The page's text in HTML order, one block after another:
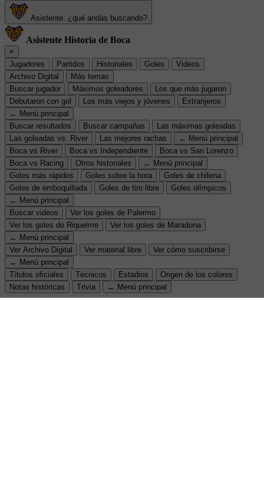
Asistente: ¿qué andás buscando?
Asistente Historia de Boca
×
Jugadores
Partidos Historiales Goles
Videos
Archivo Digital
Más temas
Buscar jugador
Máximos goleadores
Los que más jugaron
Debutaron con gol
Los más viejos y jóvenes
Extranjeros
← Menú principal
Buscar resultados
Buscar campañas
Las máximas goleadas
Las goleadas vs. River
Las mejores rachas
← Menú principal
Boca vs River
Boca vs Independiente
Boca vs San Lorenzo
Boca vs Racing
Otros historiales
← Menú principal
Goles más rápidos
Goles sobre la hora
Goles de chilena
Goles de emboquillada
Goles de tiro libre
Goles olímpicos
← Menú principal
Buscar videos
Ver los goles de Palermo
Ver los goles de Riquelme
Ver los goles de Maradona
← Menú principal
Ver Archivo Digital
Ver material libre
Ver cómo suscribirse
← Menú principal
Títulos oficiales
Técnicos Estadios
Origen de los colores
Notas históricas
Trivia ← Menú principal